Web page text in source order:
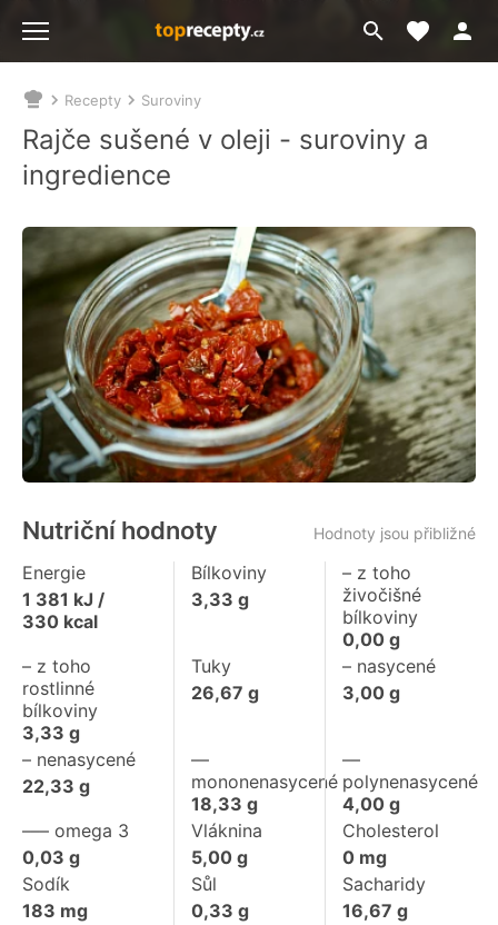
Přejít
na
Moje
Nacházíte
se
zde:
Recepty Suroviny
Rajče sušené v oleji - suroviny a
ingredience
Nutriční hodnoty Hodnoty jsou přibližné
Energie
1 381 kJ /
330 kcal
Bílkoviny
3,33 g
– z toho
živočišné
bílkoviny
0,00g
– z toho
rostlinné
bílkoviny
3,33 g
Tuky
26,67 g
– nasycené
3,00g
– nenasycené
22,33 g
––
mononenasycené
18,33 g
––
polynenasycené
4,00g
––– omega 3
0,03 g
Vláknina
5,00g
Cholesterol
0mg
Sodík
183 mg
Sůl
0,33 g
Sacharidy
16,67 g